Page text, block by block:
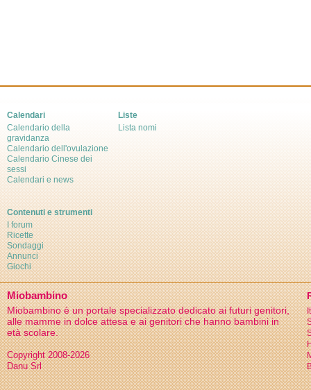
Calendari
Calendario della
gravidanza
Calendario dell'ovulazione
Calendario Cinese dei
sessi
Calendari e news
Liste
Lista nomi
Contenuti e strumenti
I forum
Ricette
Sondaggi
Annunci
Giochi
Miobambino
Miobambino è un portale specializzato dedicato ai futuri genitori,
alle mamme in dolce attesa e ai genitori che hanno bambini in
età scolare.
Copyright 2008-2026
Danu Srl